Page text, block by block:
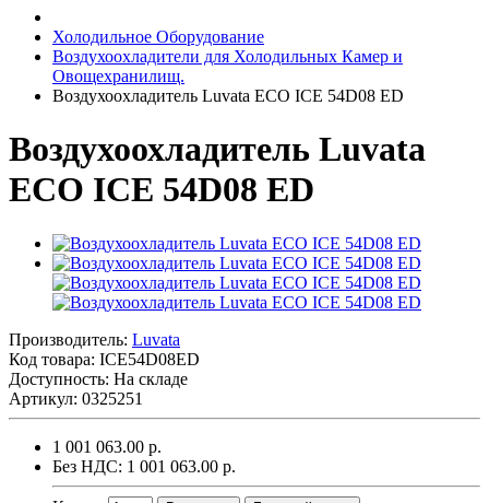
Холодильное Оборудование
Воздухоохладители для Холодильных Камер и
Овощехранилищ.
Воздухоохладитель Luvata ECO ICE 54D08 ED
Воздухоохладитель Luvata
ECO ICE 54D08 ED
Производитель: Luvata
Код товара: ICE54D08ED
Доступность: На складе
Артикул: 0325251
1 001 063.00 р.
Без НДС: 1 001 063.00 р.